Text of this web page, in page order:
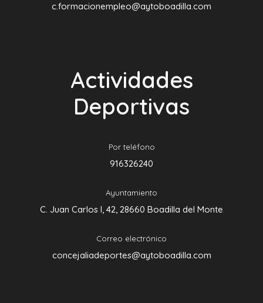
c.formacionempleo@aytoboadilla.com
Actividades
Deportivas
Por teléfono
916326240
Ayuntamiento
C. Juan Carlos I, 42, 28660 Boadilla del Monte
Correo electrónico
concejaliadeportes@aytoboadilla.com